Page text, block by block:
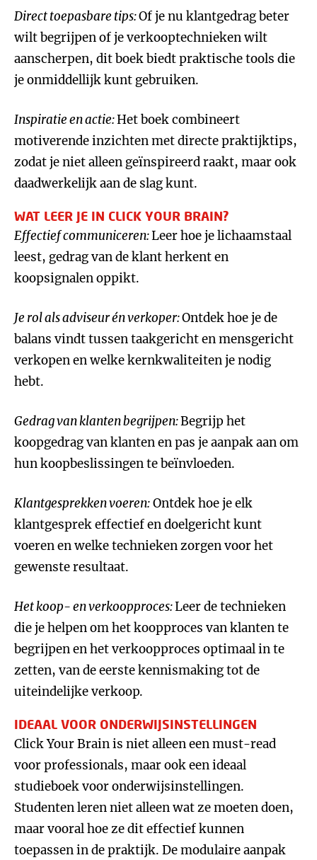
Direct toepasbare tips:Of je nu klantgedrag beter
wilt begrijpen of je verkooptechnieken wilt
aanscherpen, dit boek biedt praktische tools die
je onmiddellijk kunt gebruiken.
Inspiratie en actie:Het boek combineert
motiverende inzichten met directe praktijktips,
zodat je niet alleen geïnspireerd raakt, maar ook
daadwerkelijk aan de slag kunt.
WAT LEER JE IN CLICK YOUR BRAIN?
Effectief communiceren:Leer hoe je lichaamstaal
leest, gedrag van de klant herkent en
koopsignalen oppikt.
Je rol als adviseur én verkoper:Ontdek hoe je de
balans vindt tussen taakgericht en mensgericht
verkopen en welke kernkwaliteiten je nodig
hebt.
Gedrag van klanten begrijpen:Begrijp het
koopgedrag van klanten en pas je aanpak aan om
hun koopbeslissingen te beïnvloeden.
Klantgesprekken voeren:Ontdek hoe je elk
klantgesprek effectief en doelgericht kunt
voeren en welke technieken zorgen voor het
gewenste resultaat.
Het koop- en verkoopproces:Leer de technieken
die je helpen om het koopproces van klanten te
begrijpen en het verkoopproces optimaal in te
zetten, van de eerste kennismaking tot de
uiteindelijke verkoop.
IDEAAL VOOR ONDERWIJSINSTELLINGEN
Click Your Brain is niet alleen een must-read
voor professionals, maar ook een ideaal
studieboek voor onderwijsinstellingen.
Studenten leren niet alleen wat ze moeten doen,
maar vooral hoe ze dit effectief kunnen
toepassen in de praktijk. De modulaire aanpak